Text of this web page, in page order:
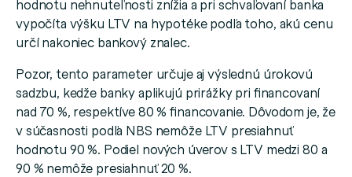
hodnotu nehnuteľnosti znížia a pri schvaľovaní banka
vypočíta výšku LTV na hypotéke podľa toho, akú cenu
určí nakoniec bankový znalec.
Pozor, tento parameter určuje aj výslednú úrokovú
sadzbu, kedže banky aplikujú prirážky pri financovaní
nad 70 %, respektíve 80 % financovanie. Dôvodom je, že
v súčasnosti podľa NBS nemôže LTV presiahnuť
hodnotu 90 %. Podiel nových úverov s LTV medzi 80 a
90 % nemôže presiahnuť 20 %.